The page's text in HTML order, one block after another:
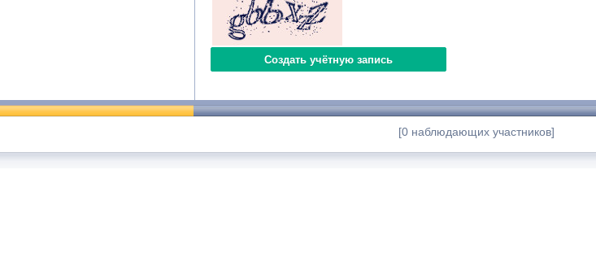
[0 наблюдающих участников]